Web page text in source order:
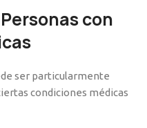
con
ser particularmente
condiciones médicas